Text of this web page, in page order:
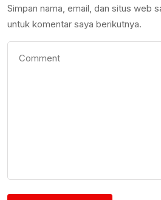
Simpan nama, email, dan situs web
untuk komentar saya berikutnya.